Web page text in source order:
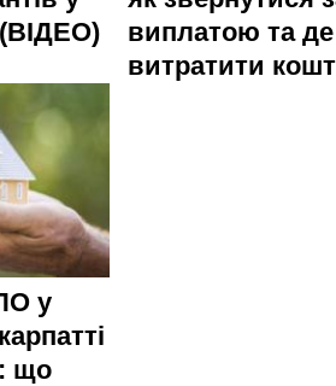
виплатою та де
витратити
у
що